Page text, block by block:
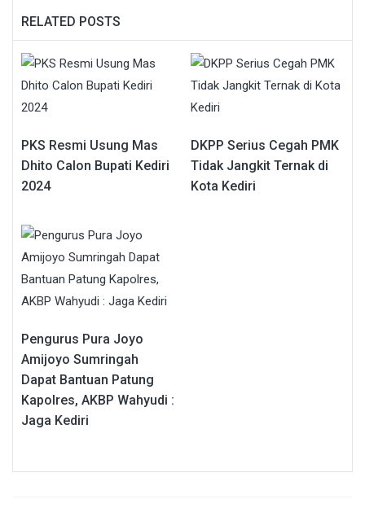
RELATED POSTS
PKS Resmi Usung Mas
Dhito Calon Bupati Kediri
2024
DKPP Serius Cegah PMK
Tidak Jangkit Ternak di
Kota Kediri
Pengurus Pura Joyo
Amijoyo Sumringah
Dapat Bantuan Patung
Kapolres, AKBP Wahyudi :
Jaga Kediri